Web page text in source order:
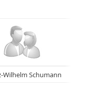
Wilhelm Schumann